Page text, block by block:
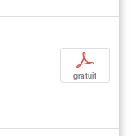
p
gratuit